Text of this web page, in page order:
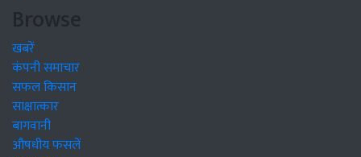
Browse
खबरें
कंपनी समाचार
सफल किसान
साक्षात्कार
बागवानी
औषधीय फसलें